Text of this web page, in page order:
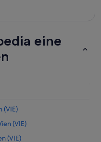
eine
(VIE)
(VIE)
(VIE)